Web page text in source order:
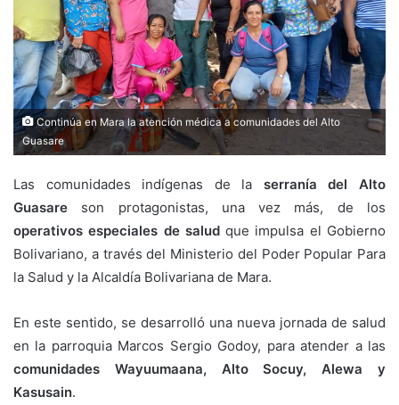
Continúa en Mara la atención médica a comunidades del Alto
Guasare
Las comunidades indígenas de la serranía del Alto
Guasare son protagonistas, una vez más, de los
operativos especiales de saludque impulsa el Gobierno
Bolivariano, a través del Ministerio del Poder Popular Para
la Salud y la Alcaldía Bolivariana de Mara.
En este sentido, se desarrolló una nueva jornada de salud
en la parroquia Marcos Sergio Godoy, para atender a las
comunidades Wayuumaana, Alto Socuy, Alewa y
Kasusain.